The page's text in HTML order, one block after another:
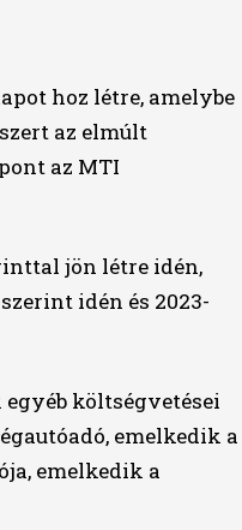
hoz létre, amelybe
az elmúlt
az MTI
jön létre idén,
idén és 2023-
költségvetései
emelkedik a
emelkedik a